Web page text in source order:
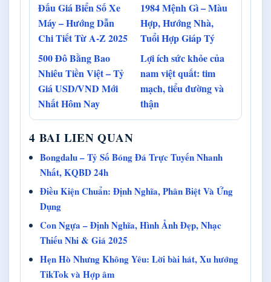
Đấu Giá Biển Số Xe
Máy – Hướng Dẫn
Chi Tiết Từ A-Z 2025
1984 Mệnh Gì – Màu
Hợp, Hướng Nhà,
Tuổi Hợp Giáp Tý
500 Đô Bằng Bao
Nhiêu Tiền Việt – Tỷ
Giá USD/VND Mới
Nhất Hôm Nay
Lợi ích sức khỏe của
nam việt quất: tim
mạch, tiểu đường và
thận
4 BAI LIEN QUAN
Bongdalu – Tỷ Số Bóng Đá Trực Tuyến Nhanh
Nhất, KQBD 24h
Điều Kiện Chuẩn: Định Nghĩa, Phân Biệt Và Ứng
Dụng
Con Ngựa – Định Nghĩa, Hình Ảnh Đẹp, Nhạc
Thiếu Nhi & Giá 2025
Hẹn Hò Nhưng Không Yêu: Lời bài hát, Xu hướng
TikTok và Hợp âm